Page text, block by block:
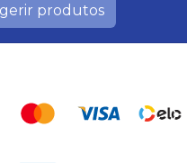
produtos